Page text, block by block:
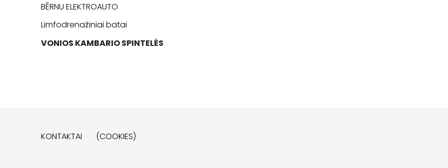
BĒRNU ELEKTROAUTO
Limfodrenažiniai batai
VONIOS KAMBARIO SPINTELĖS
KONTAKTAI (COOKIES)